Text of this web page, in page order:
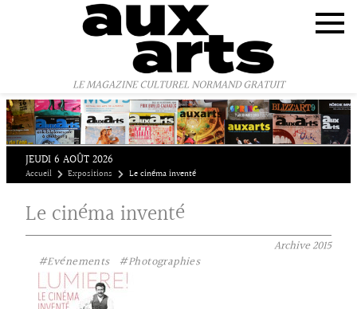
LE MAGAZINE CULTUREL NORMAND GRATUIT
JEUDI 6 AOÛT 2026
Accueil Expositions Le cinéma inventé
Le cinéma inventé
Archive2015
#Evénements
#Photographies
Panneau de gestion des cookies